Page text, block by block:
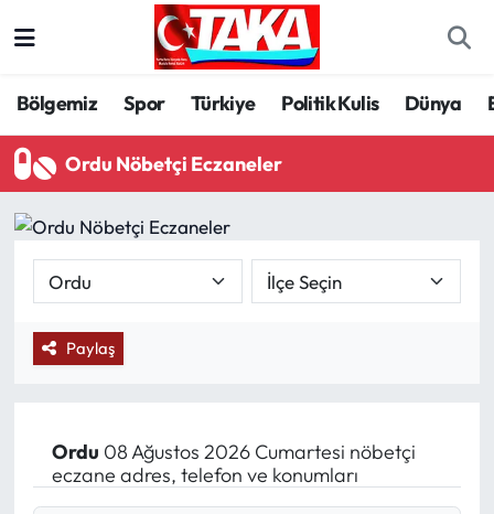
Bölgemiz Spor Türkiye Politik Kulis Dünya
Ordu Nöbetçi Eczaneler
Paylaş
Ordu 08 Ağustos 2026 Cumartesi nöbetçi
eczane adres, telefon ve konumları
Spor
Türkiye
Politika
Politik Kulis
Magazin
Trabzon Hava Durumu
Trabzon Trafik Yoğunluk Haritası
Tüm Manşetler
Son Dakika Haberleri